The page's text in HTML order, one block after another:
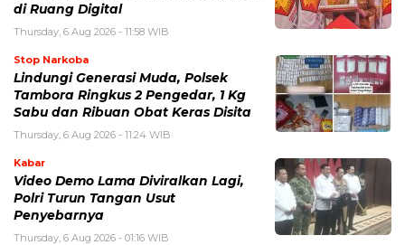
di Ruang Digital
Thursday, 6 Aug 2026 - 11:58 WIB
Stop Narkoba
Lindungi Generasi Muda, Polsek
Tambora Ringkus 2 Pengedar, 1 Kg
Sabu dan Ribuan Obat Keras Disita
Thursday, 6 Aug 2026 - 11:24 WIB
Kabar
Video Demo Lama Diviralkan Lagi,
Polri Turun Tangan Usut
Penyebarnya
Thursday, 6 Aug 2026 - 01:16 WIB